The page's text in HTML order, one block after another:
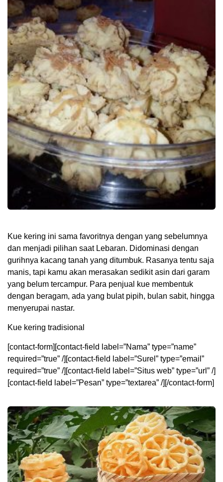
Kue kering ini sama favoritnya dengan yang sebelumnya
dan menjadi pilihan saat Lebaran. Didominasi dengan
gurihnya kacang tanah yang ditumbuk. Rasanya tentu saja
manis, tapi kamu akan merasakan sedikit asin dari garam
yang belum tercampur. Para penjual kue membentuk
dengan beragam, ada yang bulat pipih, bulan sabit, hingga
menyerupai nastar.
Kue kering tradisional
[contact-form][contact-field label=”Nama” type=”name”
required=”true” /][contact-field label=”Surel” type=”email”
required=”true” /][contact-field label=”Situs web” type=”url” /]
[contact-field label=”Pesan” type=”textarea” /][/contact-form]